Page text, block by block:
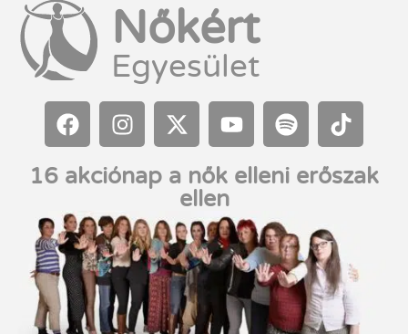
Nőkért
Egyesület
16 akciónap a nők elleni erőszak
ellen